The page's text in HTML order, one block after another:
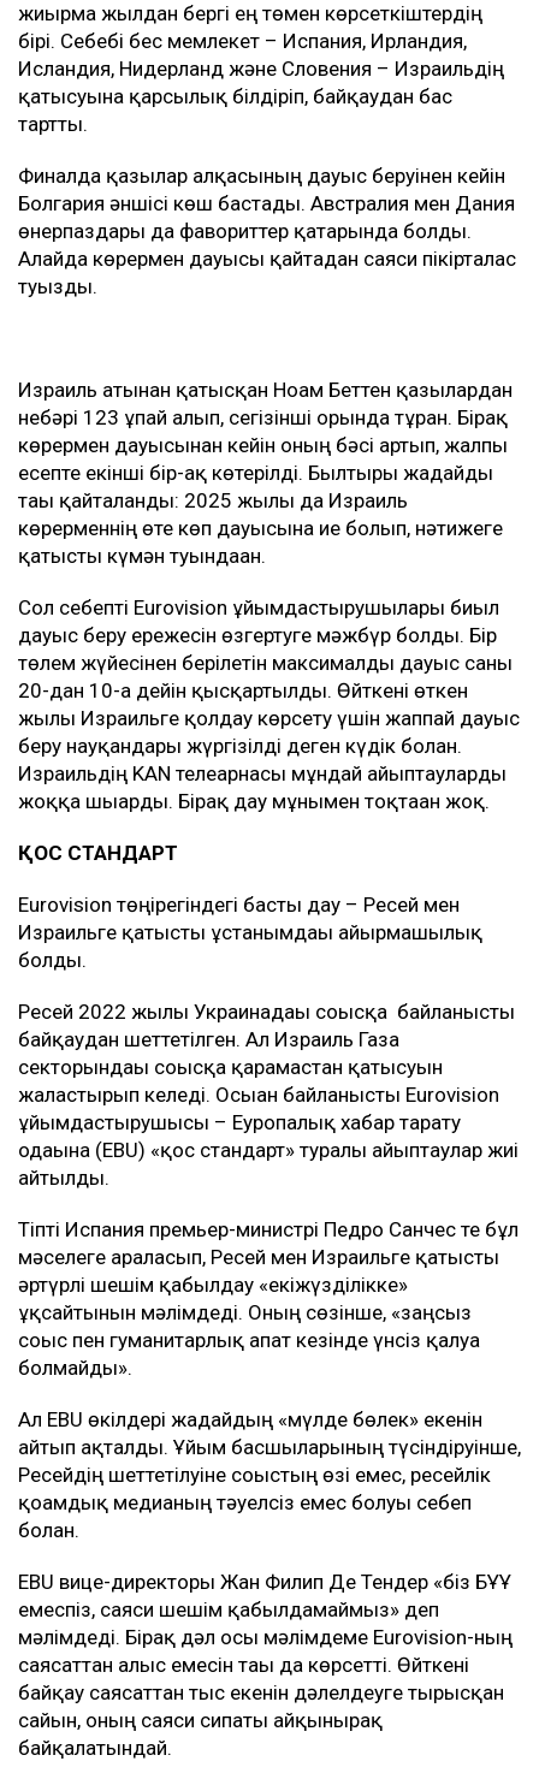
жиырма жылдан бергі ең төмен көрсеткіштердің
бірі. Себебі бес мемлекет – Испания, Ирландия,
Исландия, Нидерланд және Словения – Израильдің
қатысуына қарсылық білдіріп, байқаудан бас
тартты.
Финалда қазылар алқасының дауыс беруінен кейін
Болгария әншісі көш бастады. Австралия мен Дания
өнерпаздары да фавориттер қатарында болды.
Алайда көрермен дауысы қайтадан саяси пікірталас
туғызды.
Израиль атынан қатысқан Ноам Беттен қазылардан
небәрі 123 ұпай алып, сегізінші орында тұрған. Бірақ
көрермен дауысынан кейін оның бәсі артып, жалпы
есепте екінші бір-ақ көтерілді. Былтырғы жағдайды
тағы қайталанды: 2025 жылы да Израиль
көрерменнің өте көп дауысына ие болып, нәтижеге
қатысты күмән туындаған.
Сол себепті Eurovision ұйымдастырушылары биыл
дауыс беру ережесін өзгертуге мәжбүр болды. Бір
төлем жүйесінен берілетін максималды дауыс саны
20-дан 10-ға дейін қысқартылды. Өйткені өткен
жылы Израильге қолдау көрсету үшін жаппай дауыс
беру науқандары жүргізілді деген күдік болған.
Израильдің KAN телеарнасы мұндай айыптауларды
жоққа шығарды. Бірақ дау мұнымен тоқтаған жоқ.
ҚОС СТАНДАРТ
Eurovision төңірегіндегі басты дау – Ресей мен
Израильге қатысты ұстанымдағы айырмашылық
болды.
Ресей 2022 жылы Украинадағы соғысқа байланысты
байқаудан шеттетілген. Ал Израиль Газа
секторындағы соғысқа қарамастан қатысуын
жалғастырып келеді. Осыған байланысты Eurovision
ұйымдастырушысы – Еуропалық хабар тарату
одағына (EBU) «қос стандарт» туралы айыптаулар жиі
айтылды.
Тіпті Испания премьер-министрі Педро Санчес те бұл
мәселеге араласып, Ресей мен Израильге қатысты
әртүрлі шешім қабылдау «екіжүзділікке»
ұқсайтынын мәлімдеді. Оның сөзінше, «заңсыз
соғыс пен гуманитарлық апат кезінде үнсіз қалуға
болмайды».
Ал EBU өкілдері жағдайдың «мүлде бөлек» екенін
айтып ақталды. Ұйым басшыларының түсіндіруінше,
Ресейдің шеттетілуіне соғыстың өзі емес, ресейлік
қоғамдық медианың тәуелсіз емес болуы себеп
болған.
EBU вице-директоры Жан Филип Де Тендер «біз БҰҰ
емеспіз, саяси шешім қабылдамаймыз» деп
мәлімдеді. Бірақ дәл осы мәлімдеме Eurovision-ның
саясаттан алыс емесін тағы да көрсетті. Өйткені
байқау саясаттан тыс екенін дәлелдеуге тырысқан
сайын, оның саяси сипаты айқынырақ
байқалатындай.